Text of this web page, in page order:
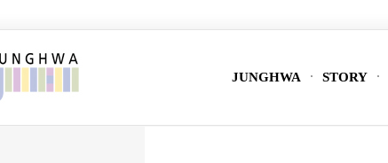
JUNGHWA STORY